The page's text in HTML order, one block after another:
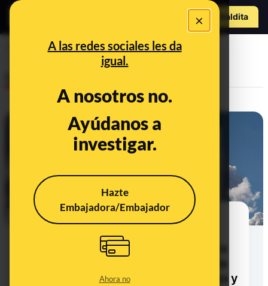
×
A las redes sociales les da
igual.
A nosotros no.
Ayúdanos a
investigar.
Hazte
Embajadora/Embajador
Ahora no
Hazte Maldito
Teorías conspiratorias
CONTEXTO
El documento de 1965 sobre
"modificación del tiempo"
desclasificado por la CIA: muestra
atmósfera para prevenir el granizo y